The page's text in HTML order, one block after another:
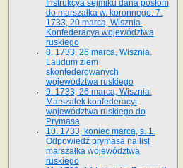
Instrukcya sejmiku dana posłom
do marszałka w. koronnego. 7.
1733, 20 marca, Wisznia.
Konfederacya województwa
ruskiego
8. 1733, 26 marca, Wisznia.
Laudum ziem
skonfederowanych
województwa ruskiego
9. 1733, 26 marca, Wisznia.
Marszałek konfederacyi
województwa ruskiego do
Prymasa
10. 1733, koniec marca, s. 1.
Odpowiedź prymasa na list
marszałka województwa
ruskiego